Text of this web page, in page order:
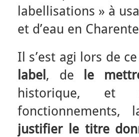
labellisations » à
et d’eau en
Il s’est agi lors de
label , de
le
historique, et
fonctionnements,
justifier le titre